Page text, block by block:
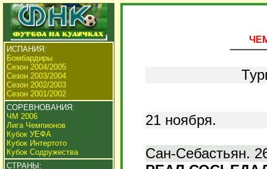
ИСПАНИЯ:
Бомбардиры
Сезон 2004/2005
Сезон 2003/2004
Сезон 2002/2003
Сезон 2001/2002
СОРЕВНОВАНИЯ:
ЧМ 2006
Лига Чемпионов
Кубок УЕФА
Кубок Интертото
Кубок Содружества
СТРАНЫ:
21 ноября.
Сан-Себастьян.